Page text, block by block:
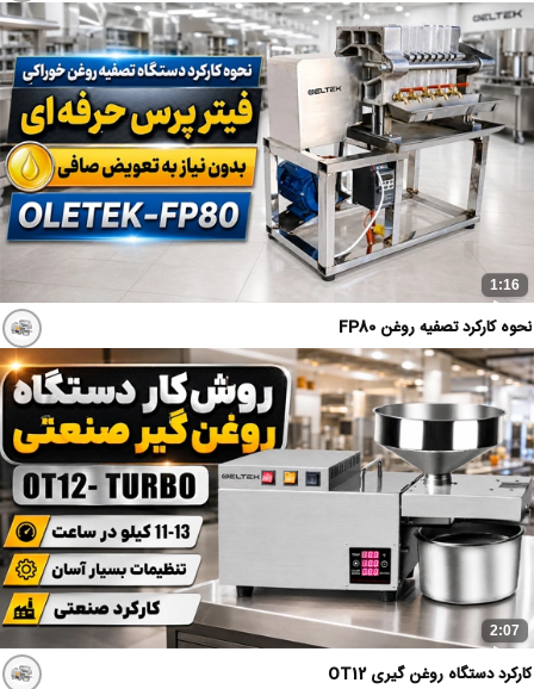
1:16
نحوه کارکرد تصفیه روغن FP80
2:07
کارکرد دستگاه روغن گیری OT12